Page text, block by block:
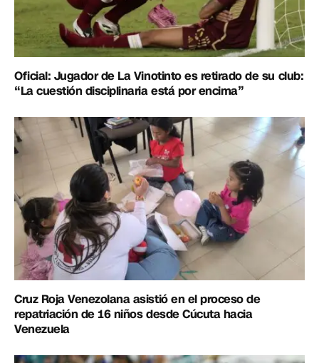
Oficial: Jugador de La Vinotinto es retirado de su club:
“La cuestión disciplinaria está por encima”
Cruz Roja Venezolana asistió en el proceso de
repatriación de 16 niños desde Cúcuta hacia
Venezuela